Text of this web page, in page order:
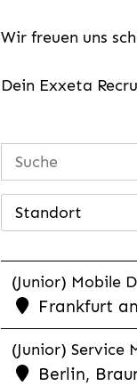
Wir freuen uns
Dein Exxeta
Standort
(Junior) Mobile
Frankfurt
(Junior) Service
Berlin,